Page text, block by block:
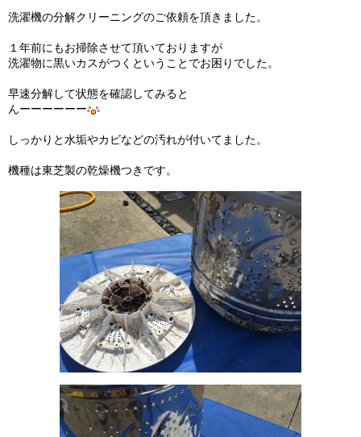
洗濯機の分解クリーニングのご依頼を頂きました。
１年前にもお掃除させて頂いておりますが
洗濯物に黒いカスがつくということでお困りでした。
早速分解して状態を確認してみると
んーーーーーー
しっかりと水垢やカビなどの汚れが付いてました。
機種は東芝製の乾燥機つきです。